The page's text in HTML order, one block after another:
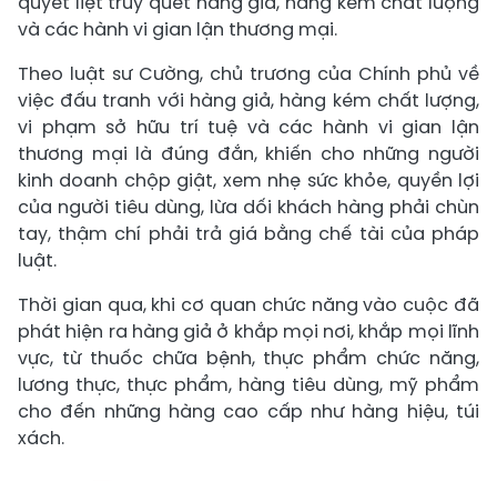
và các hành vi gian lận thương mại.
Theo luật sư Cường, chủ trương của Chính phủ về
việc đấu tranh với hàng giả, hàng kém chất lượng,
vi phạm sở hữu trí tuệ và các hành vi gian lận
thương mại là đúng đắn, khiến cho những người
kinh doanh chộp giật, xem nhẹ sức khỏe, quyền lợi
của người tiêu dùng, lừa dối khách hàng phải chùn
tay, thậm chí phải trả giá bằng chế tài của pháp
luật.
Thời gian qua, khi cơ quan chức năng vào cuộc đã
phát hiện ra hàng giả ở khắp mọi nơi, khắp mọi lĩnh
vực, từ thuốc chữa bệnh, thực phẩm chức năng,
lương thực, thực phẩm, hàng tiêu dùng, mỹ phẩm
cho đến những hàng cao cấp như hàng hiệu, túi
xách.